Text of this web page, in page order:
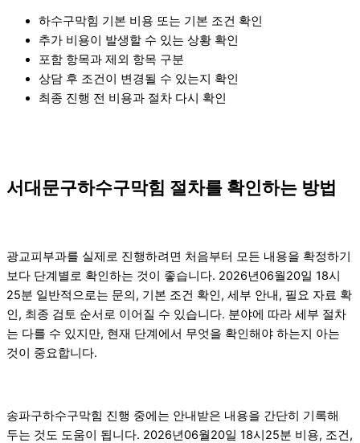
하수구막힘 기본 비용 또는 기본 조건 확인
추가 비용이 발생할 수 있는 상황 확인
포함 항목과 제외 항목 구분
상담 후 조건이 변경될 수 있는지 확인
최종 진행 전 비용과 절차 다시 확인
서대문구하수구막힘 절차를 확인하는 방법
광교피부과를 실제로 진행하려면 처음부터 모든 내용을 확정하기
보다 단계별로 확인하는 것이 좋습니다. 2026년06월20일 18시
25분 일반적으로는 문의, 기본 조건 확인, 세부 안내, 필요 자료 확
인, 최종 검토 순서로 이어질 수 있습니다. 분야에 따라 세부 절차
는 다를 수 있지만, 현재 단계에서 무엇을 확인해야 하는지 아는
것이 중요합니다.
송파구하수구막힘 진행 중에는 안내받은 내용을 간단히 기록해
두는 것도 도움이 됩니다. 2026년06월20일 18시25분 비용, 조건,